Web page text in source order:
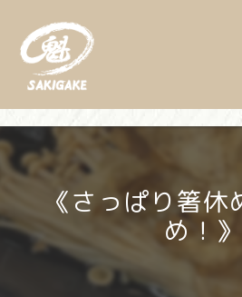
《さっぱり箸
め！》